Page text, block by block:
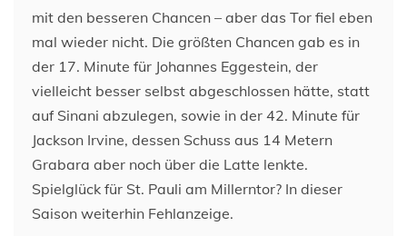
mit den besseren Chancen – aber das Tor fiel eben
mal wieder nicht. Die größten Chancen gab es in
der 17. Minute für Johannes Eggestein, der
vielleicht besser selbst abgeschlossen hätte, statt
auf Sinani abzulegen, sowie in der 42. Minute für
Jackson Irvine, dessen Schuss aus 14 Metern
Grabara aber noch über die Latte lenkte.
Spielglück für St. Pauli am Millerntor? In dieser
Saison weiterhin Fehlanzeige.